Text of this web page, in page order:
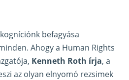
befagyása
Ahogy a Human Rights
Kenneth Roth írja, a
az olyan elnyomó rezsimek